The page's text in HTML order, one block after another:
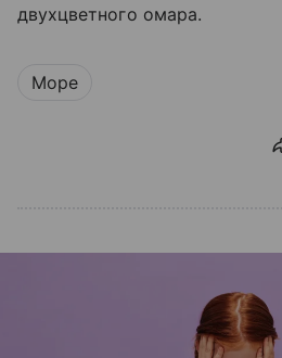
двухцветного омара.
Море